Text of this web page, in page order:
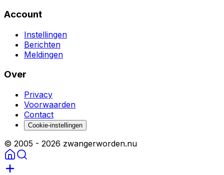
Account
Instellingen
Berichten
Meldingen
Over
Privacy
Voorwaarden
Contact
Cookie-instellingen
© 2005 - 2026 zwangerworden.nu